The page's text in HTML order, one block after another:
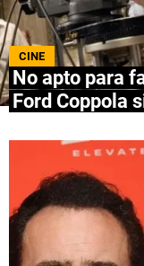
CINE
No apto para
Ford Coppola